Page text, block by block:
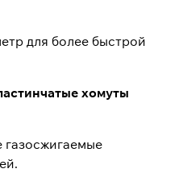
для более быстрой
хомуты
газосжигаемые